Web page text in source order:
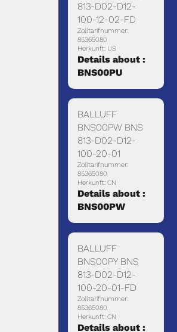
813-D02-D12-
100-12-02-FD
Zolltarifnummer:
85365080
Herkunft: US
Details about :
BNS00PU
BALLUFF
BNS00PW BNS
813-D02-D12-
100-20-01
Zolltarifnummer:
85365080
Herkunft: CN
Details about :
BNS00PW
BALLUFF
BNS00PY BNS
813-D02-D12-
100-20-01-FD
Zolltarifnummer:
85365080
Herkunft: CN
Details about :